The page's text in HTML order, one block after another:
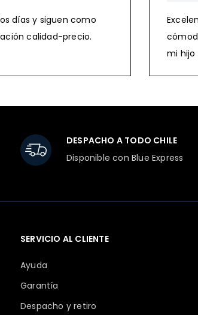
días y siguen como
calidad-precio.
mi hijo
DESPACHO A TODO CHILE
Disponible con Blue Express
SERVICIO AL CLIENTE
Ayuda
Garantía
Despacho y retiro